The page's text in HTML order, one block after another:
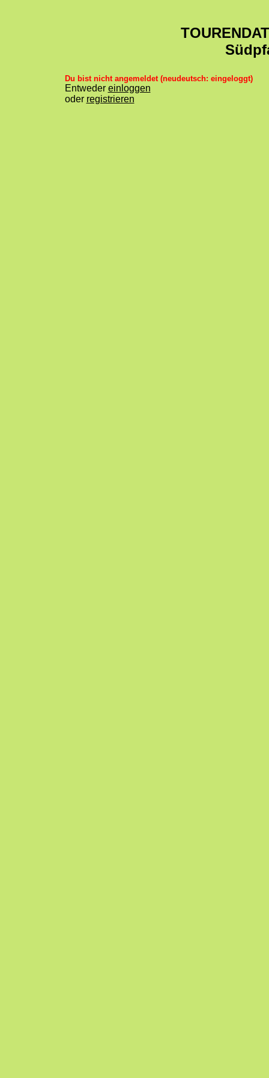
Du bist nicht angemeldet (neudeutsch: eingeloggt)
Entweder einloggen
oder registrieren